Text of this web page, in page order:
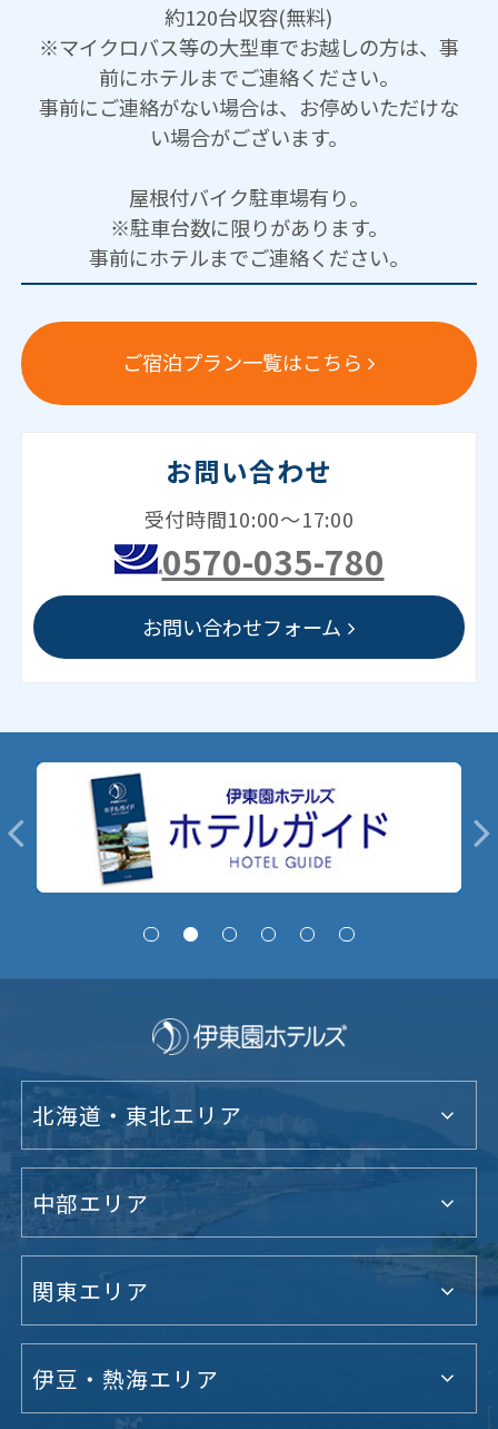
約120台収容(無料)
※マイクロバス等の大型車でお越しの方は、事
前にホテルまでご連絡ください。
事前にご連絡がない場合は、お停めいただけな
い場合がございます。
屋根付バイク駐車場有り。
※駐車台数に限りがあります。
事前にホテルまでご連絡ください。
ご宿泊プラン一覧はこちら
お問い合わせ
受付時間10:00～17:00
0570-035-780
お問い合わせフォーム
北海道・東北エリア
中部エリア
関東エリア
伊豆・熱海エリア